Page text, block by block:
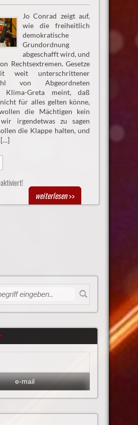
Jo Conrad zeigt auf,
wie die freiheitlich
demokratische
Grundordnung
abgeschafft wird, und
Rechtsextremen. Gesetze
weit unterschrittener
von Abgeordneten
Klima-Greta meint, daß
für alles gelten könne,
die Mächtigen kein
irgendetwas zu sagen
die Klappe halten, und
weiterlesen>>